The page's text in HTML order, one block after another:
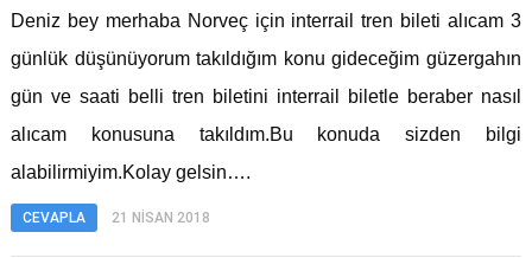
Deniz bey merhaba Norveç için interrail tren bileti alıcam 3
günlük düşünüyorum takıldığım konu gideceğim güzergahın
gün ve saati belli tren biletini interrail biletle beraber nasıl
alıcam konusuna takıldım.Bu konuda sizden bilgi
alabilirmiyim.Kolay gelsin….
CEVAPLA 21 NISAN 2018